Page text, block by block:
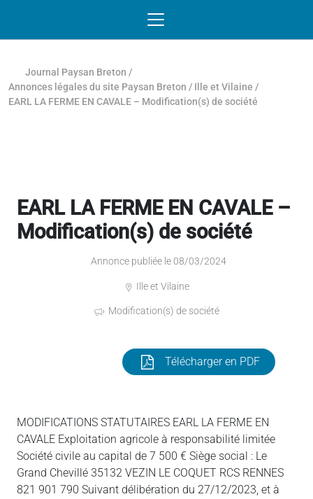
Journal Paysan Breton /
Annonces légales du site Paysan Breton / Ille et Vilaine /
EARL LA FERME EN CAVALE – Modification(s) de société
EARL LA FERME EN CAVALE –
Modification(s) de société
Annonce publiée le 08/03/2024
Ille et Vilaine
Modification(s) de société
Télécharger en PDF
MODIFICATIONS STATUTAIRES EARL LA FERME EN
CAVALE Exploitation agricole à responsabilité limitée
Société civile au capital de 7 500 € Siège social : Le
Grand Chevillé 35132 VEZIN LE COQUET RCS RENNES
821 901 790 Suivant délibération du 27/12/2023, et à